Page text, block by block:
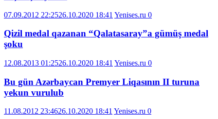
07.09.2012 22:2526.10.2020 18:41 Yenises.ru 0
Qizil medal qazanan “Qalatasaray”a gümüş medal
şoku
12.08.2013 01:2526.10.2020 18:41 Yenises.ru 0
Bu gün Azərbaycan Premyer Liqasının II turuna
yekun vurulub
11.08.2012 23:4626.10.2020 18:41 Yenises.ru 0